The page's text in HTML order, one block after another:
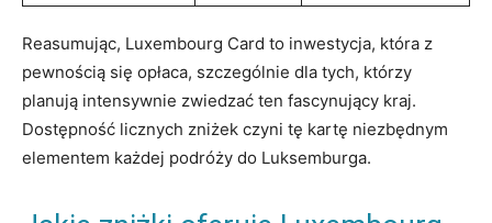
Reasumując, Luxembourg‍ Card to inwestycja, która z
pewnością ⁢się‍ opłaca,⁣ szczególnie dla tych, którzy
planują intensywnie zwiedzać ten fascynujący ⁢kraj.
‍Dostępność licznych zniżek czyni tę kartę niezbędnym
elementem każdej podróży do ‍Luksemburga.